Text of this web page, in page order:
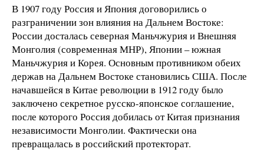
В 1907 году Россия и Япония договорились о
разграничении зон влияния на Дальнем Востоке:
России досталась северная Маньчжурия и Внешняя
Монголия (современная МНР), Японии – южная
Маньчжурия и Корея. Основным противником обеих
держав на Дальнем Востоке становились США. После
начавшейся в Китае революции в 1912 году было
заключено секретное русско-японское соглашение,
после которого Россия добилась от Китая признания
независимости Монголии. Фактически она
превращалась в российский протекторат.